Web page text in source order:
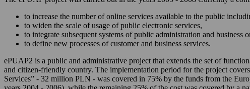
zarządzania Twoim
korzystania z usług online
składania podań i
odbierania korespondencji
Podstawę przetwarzania danych
to increase the number of online services available to the public
to widen the scale of usage of public electronic services,
to integrate subsequent systems of public administration and business
to define new processes of customer and business services.
ePUAP2 is a public and administrative project that extends the set of
and citizen-friendly country. The implementation period for the project
Services” - 32 million PLN - was covered in 75% by the funds from the